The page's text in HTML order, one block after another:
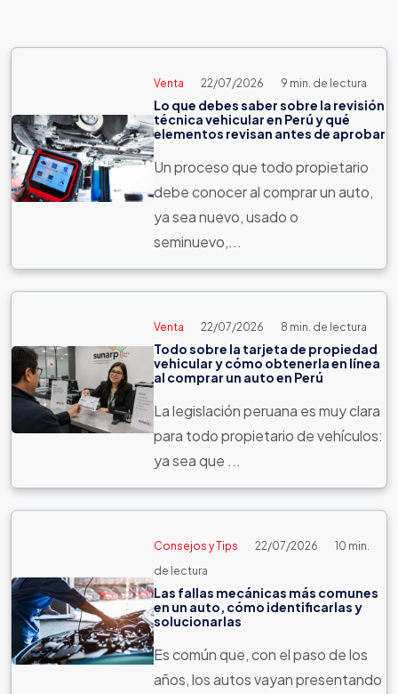
Venta 22/07/2026 9 min. de lectura
Lo que debes saber sobre la revisión
técnica vehicular en Perú y qué
elementos revisan antes de aprobar
Un proceso que todo propietario
debe conocer al comprar un auto,
ya sea nuevo, usado o
seminuevo,...
Venta 22/07/2026 8 min. de lectura
Todo sobre la tarjeta de propiedad
vehicular y cómo obtenerla en línea
al comprar un auto en Perú
La legislación peruana es muy clara
para todo propietario de vehículos:
ya sea que ...
Consejos y Tips 22/07/2026
10 min.
de lectura
Las fallas mecánicas más comunes
en un auto, cómo identificarlas y
solucionarlas
Es común que, con el paso de los
años, los autos vayan presentando